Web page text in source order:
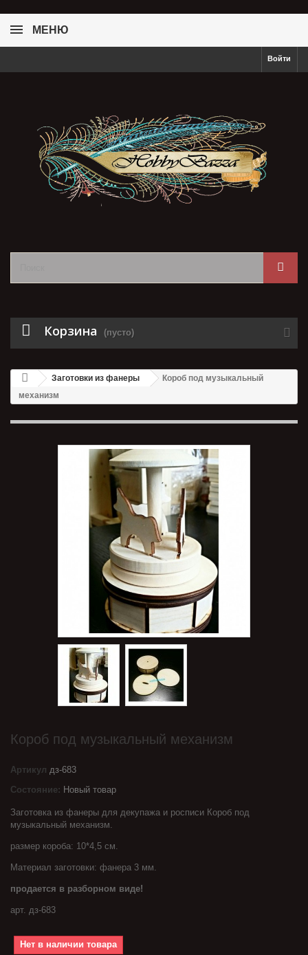
МЕНЮ
Войти
Корзина (пусто)
Заготовки из фанеры
Короб под музыкальный
механизм
Короб под музыкальный механизм
Артикул дз-683
Состояние: Новый товар
Заготовка из фанеры для декупажа и росписи Короб под
музыкальный механизм.
размер короба: 10*4,5 см.
Материал заготовки: фанера 3 мм.
продается в разборном виде!
арт. дз-683
Нет в наличии товара